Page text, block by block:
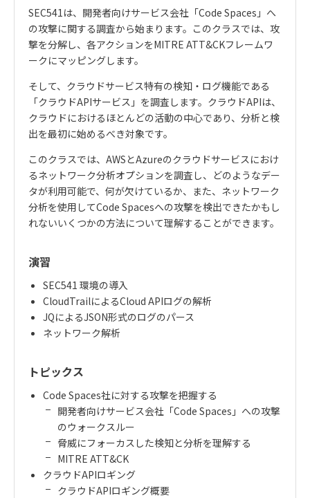
SEC541は、開発者向けサービス会社「Code Spaces 」へ
の攻撃に関する調査から始まります。このクラスでは、攻
撃を分解し、各アクションをMITRE ATT&CKフレームワ
ークにマッピングします。
そして、クラウドサービス特有の検知・ログ機能である
「クラウドAPIサービス」を調査します。クラウドAPIは、
クラウドにおけるほとんどの活動の中心であり、分析と検
出を最初に始めるべき対象です。
このクラスでは、 AWSとAzureのクラウドサービスにおけ
るネットワーク分析オプションを調査し、どのようなデー
タが利用可能で、何が欠けているか、また、ネットワーク
分析を使用してCode Spacesへの攻撃を検出できたかもし
れないいくつかの方法について理解することができます。
演習
SEC541 環境の導入
CloudTrailによるCloud APIログの解析
JQによるJSON形式のログのパース
ネットワーク解析
トピックス
Code Spaces社に対する攻撃を把握する
開発者向けサービス会社「Code Spaces 」への攻撃
のウォークスルー
脅威にフォーカスした検知と分析を理解する
MITRE ATT&CK
クラウドAPIロギング
クラウドAPIロギング概要